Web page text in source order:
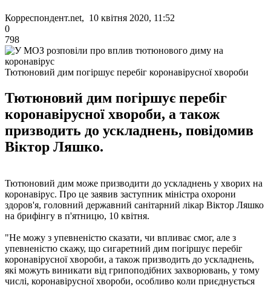
Корреспондент.net, 10 квітня 2020, 11:52
0
798
Тютюновий дим погіршує перебіг коронавірусної хвороби
Тютюновий дим погіршує перебіг
коронавірусної хвороби, а також
призводить до ускладнень, повідомив
Віктор Ляшко.
Тютюновий дим може призводити до ускладнень у хворих на
коронавірус. Про це заявив заступник міністра охорони
здоров'я, головний державний санітарний лікар Віктор Ляшко
на брифінгу в п'ятницю, 10 квітня.
"Не можу з упевненістю сказати, чи впливає смог, але з
упевненістю скажу, що сигаретний дим погіршує перебіг
коронавірусної хвороби, а також призводить до ускладнень,
які можуть виникати від грипоподібних захворювань, у тому
числі, коронавірусної хвороби, особливо коли приєднується